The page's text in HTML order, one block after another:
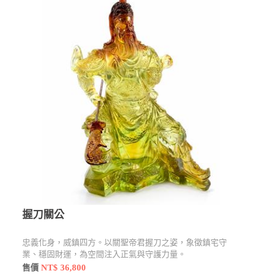
握刀關公
忠義化身，威鎮四方。以關聖帝君握刀之姿，象徵鎮宅守
業、穩固財運，為空間注入正氣與守護力量。
售價NT$ 36,800